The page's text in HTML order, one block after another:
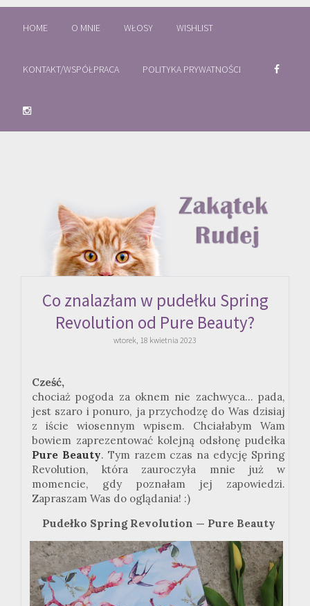
HOME O MNIE WŁOSY WISHLIST
KONTAKT/WSPÓŁPRACA POLITYKA PRYWATNOŚCI
Co znalazłam w pudełku Spring
Revolution od Pure Beauty?
wtorek, 18 kwietnia 2023
Cześć,
chociaż pogoda za oknem nie zachwyca... pada,
jest szaro i ponuro, ja przychodzę do Was dzisiaj
z iście wiosennym wpisem. Chciałabym Wam
bowiem zaprezentować kolejną odsłonę pudełka
Pure Beauty. Tym razem czas na edycję Spring
Revolution, która zauroczyła mnie już w
momencie, gdy poznałam jej zapowiedzi.
Zapraszam Was do oglądania! :)
Pudełko Spring Revolution — Pure Beauty